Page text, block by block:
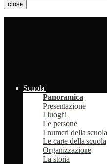
close
Scuola
Panoramica
Presentazione
I luoghi
Le persone
I numeri della scuola
Le carte della scuola
Organizzazione
La storia